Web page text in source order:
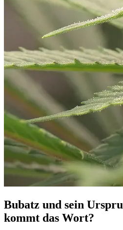
Bubatz und sein
kommt das Wort?